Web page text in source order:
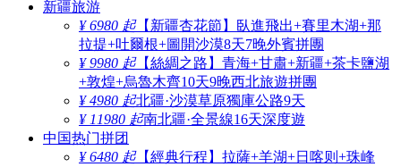
新疆旅游
¥ 6980 起【新疆杏花節】臥進飛出+賽里木湖+那
拉提+吐爾根+圖開沙漠8天7晚外賓拼團
¥ 9980 起【絲綢之路】青海+甘肅+新疆+茶卡鹽湖
+敦煌+烏魯木齊10天9晚西北旅遊拼團
¥ 4980 起北疆·沙漠草原獨庫公路9天
¥ 11980 起南北疆·全景線16天深度遊
中国热门拼团
¥ 6480 起【經典行程】拉薩+羊湖+日喀则+珠峰